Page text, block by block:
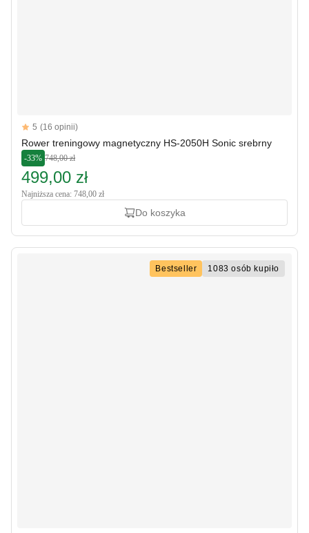
Reviews
5 out of 5 stars
5 (16 opinii)
Rower treningowy magnetyczny HS-2050H Sonic srebrny
-33% 748,00 zł
499,00 zł
Najniższa cena: 748,00 zł
Do koszyka
Bestseller 1083 osób kupiło